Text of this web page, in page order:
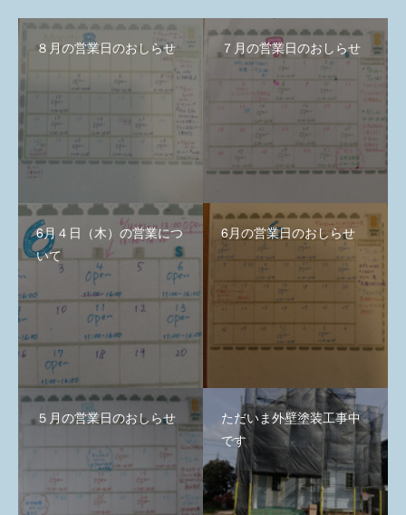
８月の営業日のおしらせ ７月の営業日のおしらせ
6月４日（木）の営業につ
いて
6月の営業日のおしらせ
５月の営業日のおしらせ
ただいま外壁塗装工事中
です